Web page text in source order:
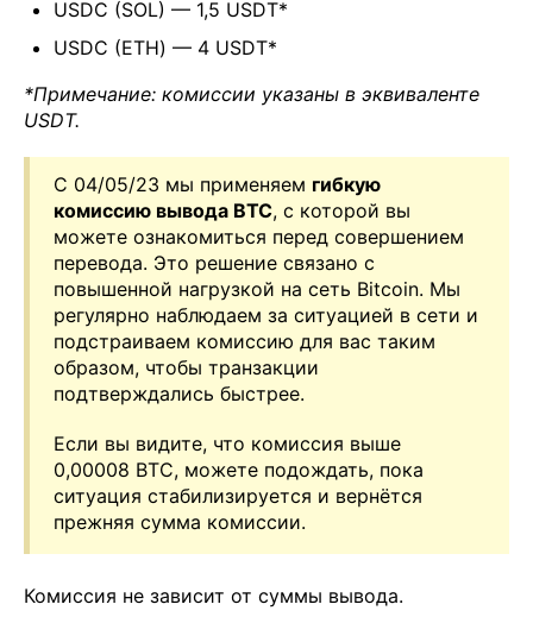
USDC (SOL) — 1,5 USDT*
USDС (ETH) — 4 USDT*
*Примечание: комиссии указаны в эквиваленте
USDT.
С 04/05/23 мы применяем гибкую
комиссию вывода BTC, с которой вы
можете ознакомиться перед совершением
перевода. Это решение связано с
повышенной нагрузкой на сеть Bitcoin. Мы
регулярно наблюдаем за ситуацией в сети и
подстраиваем комиссию для вас таким
образом, чтобы транзакции
подтверждались быстрее.
Если вы видите, что комиссия выше
0,00008 BTC, можете подождать, пока
ситуация стабилизируется и вернётся
прежняя сумма комиссии.
Комиссия не зависит от суммы вывода.